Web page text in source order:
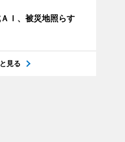
Ｉ、被災地照らす
見る